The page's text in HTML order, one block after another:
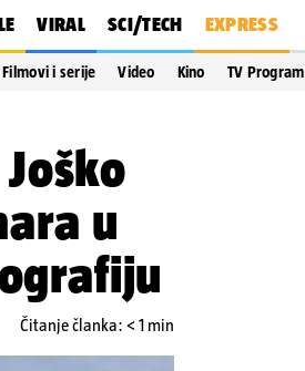
VIRAL SCI/TECH EXPRESS
Filmovi i serije Video Kino TV Program
u
Čitanje članka: < 1 min